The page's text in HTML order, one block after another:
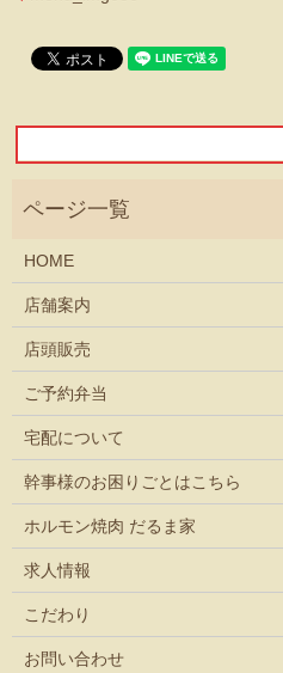
HOME
店舗案内
店頭販売
ご予約弁当
宅配について
幹事様のお困りごとはこちら
ホルモン焼肉 だるま家
求人情報
こだわり
お問い合わせ